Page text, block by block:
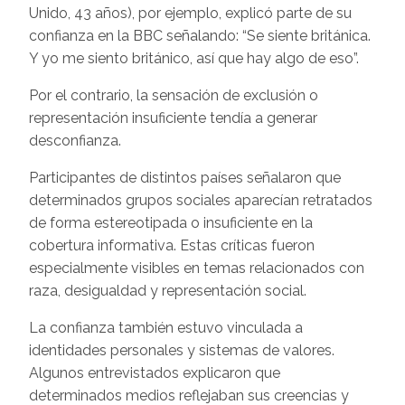
Unido, 43 años), por ejemplo, explicó parte de su
confianza en la BBC señalando: “Se siente británica.
Y yo me siento británico, así que hay algo de eso”.
Por el contrario, la sensación de exclusión o
representación insuficiente tendía a generar
desconfianza.
Participantes de distintos países señalaron que
determinados grupos sociales aparecían retratados
de forma estereotipada o insuficiente en la
cobertura informativa. Estas críticas fueron
especialmente visibles en temas relacionados con
raza, desigualdad y representación social.
La confianza también estuvo vinculada a
identidades personales y sistemas de valores.
Algunos entrevistados explicaron que
determinados medios reflejaban sus creencias y